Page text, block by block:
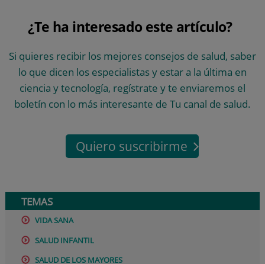
¿Te ha interesado este artículo?
Si quieres recibir los mejores consejos de salud, saber
lo que dicen los especialistas y estar a la última en
ciencia y tecnología, regístrate y te enviaremos el
boletín con lo más interesante de Tu canal de salud.
Quiero suscribirme
TEMAS
VIDA SANA
SALUD INFANTIL
SALUD DE LOS MAYORES